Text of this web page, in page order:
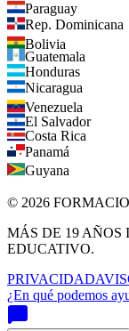
Paraguay
Rep. Dominicana
Bolivia
Guatemala
Honduras
Nicaragua
Venezuela
El Salvador
Costa Rica
Panamá
Guyana
© 2026
MÁS DE 19
EDUCATIVO.
PRIVACIDAD
¿En qué podemos